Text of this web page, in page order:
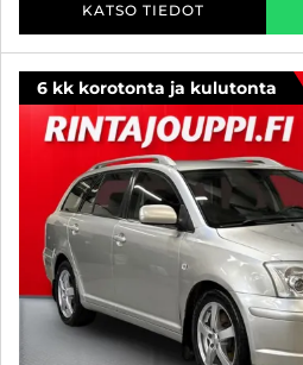
KATSO TIEDOT
6 kk korotonta ja kulutonta